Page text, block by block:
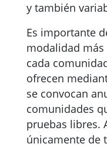
y también
Es importante
modalidad más
cada
ofrecen
se convocan
comunidades
pruebas libres.
únicamente de